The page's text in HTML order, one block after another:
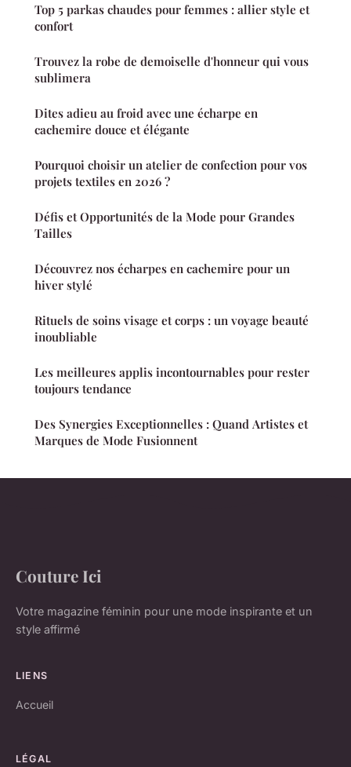
Top 5 parkas chaudes pour femmes : allier style et
confort
Trouvez la robe de demoiselle d'honneur qui vous
sublimera
Dites adieu au froid avec une écharpe en
cachemire douce et élégante
Pourquoi choisir un atelier de confection pour vos
projets textiles en 2026 ?
Défis et Opportunités de la Mode pour Grandes
Tailles
Découvrez nos écharpes en cachemire pour un
hiver stylé
Rituels de soins visage et corps : un voyage beauté
inoubliable
Les meilleures applis incontournables pour rester
toujours tendance
Des Synergies Exceptionnelles : Quand Artistes et
Marques de Mode Fusionnent
Couture Ici
Votre magazine féminin pour une mode inspirante et un
style affirmé
LIENS
Accueil
LÉGAL